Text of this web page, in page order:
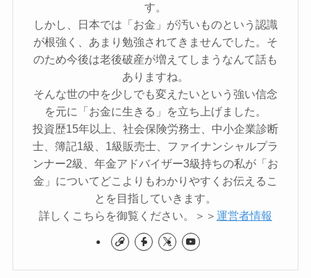
す。
しかし、日本では「お金」が汚いものという認識
が根強く、あまり勉強されてきませんでした。そ
のため今後は老後破産が増えてしまうなんて話も
ありますね。
そんな世の中を少しでも変えたいという強い信念
を元に「お金に生きる」を立ち上げました。
投資歴15年以上、社会保険労務士、中小企業診断
士、簿記1級、1級販売士、ファイナンシャルプラ
ンナー2級、年金アドバイザー3級持ちの私が「お
金」についてどこよりもわかりやすくお伝えるこ
とを目指していきます。
詳しくこちらを御覧ください。＞＞ 運営者情報